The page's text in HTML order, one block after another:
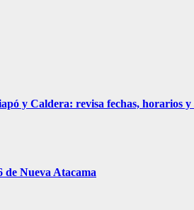
y Caldera: revisa fechas, horarios y
de Nueva Atacama